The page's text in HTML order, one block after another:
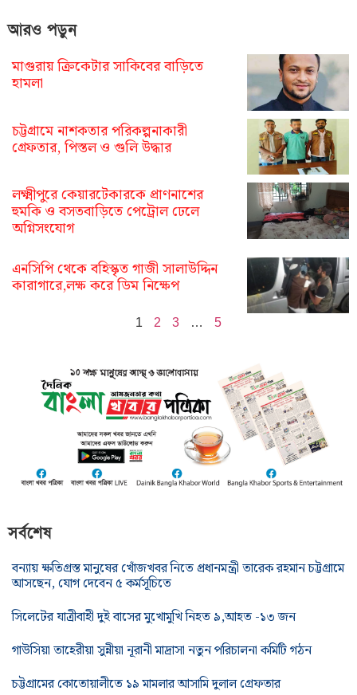
আরও পড়ুন
মাগুরায় ক্রিকেটার সাকিবের বাড়িতে
হামলা
চট্টগ্রামে নাশকতার পরিকল্পনাকারী
গ্রেফতার, পিস্তল ও গুলি উদ্ধার
লক্ষ্মীপুরে কেয়ারটেকারকে প্রাণনাশের
হুমকি ও বসতবাড়িতে পেট্রোল ঢেলে
অগ্নিসংযোগ
এনসিপি থেকে বহিস্কৃত গাজী সালাউদ্দিন
কারাগারে,লক্ষ করে ডিম নিক্ষেপ
1 2 3 … 5
সর্বশেষ
বন্যায় ক্ষতিগ্রস্ত মানুষের খোঁজখবর নিতে প্রধানমন্ত্রী তারেক রহমান চট্টগ্রামে
আসছেন, যোগ দেবেন ৫ কর্মসূচিতে
সিলেটের যাত্রীবাহী দুই বাসের মুখোমুখি নিহত ৯,আহত -১৩ জন
গাউসিয়া তাহেরীয়া সুন্নীয়া নূরানী মাদ্রাসা নতুন পরিচালনা কমিটি গঠন
চট্টগ্রামের কোতোয়ালীতে ১৯ মামলার আসামি দুলাল গ্রেফতার